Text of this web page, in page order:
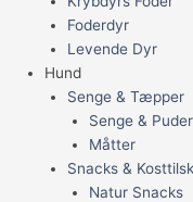
Foderdyr
Levende Dyr
Hund
Senge & Tæpper
Senge & Puder
Måtter
Snacks &
Natur Snacks